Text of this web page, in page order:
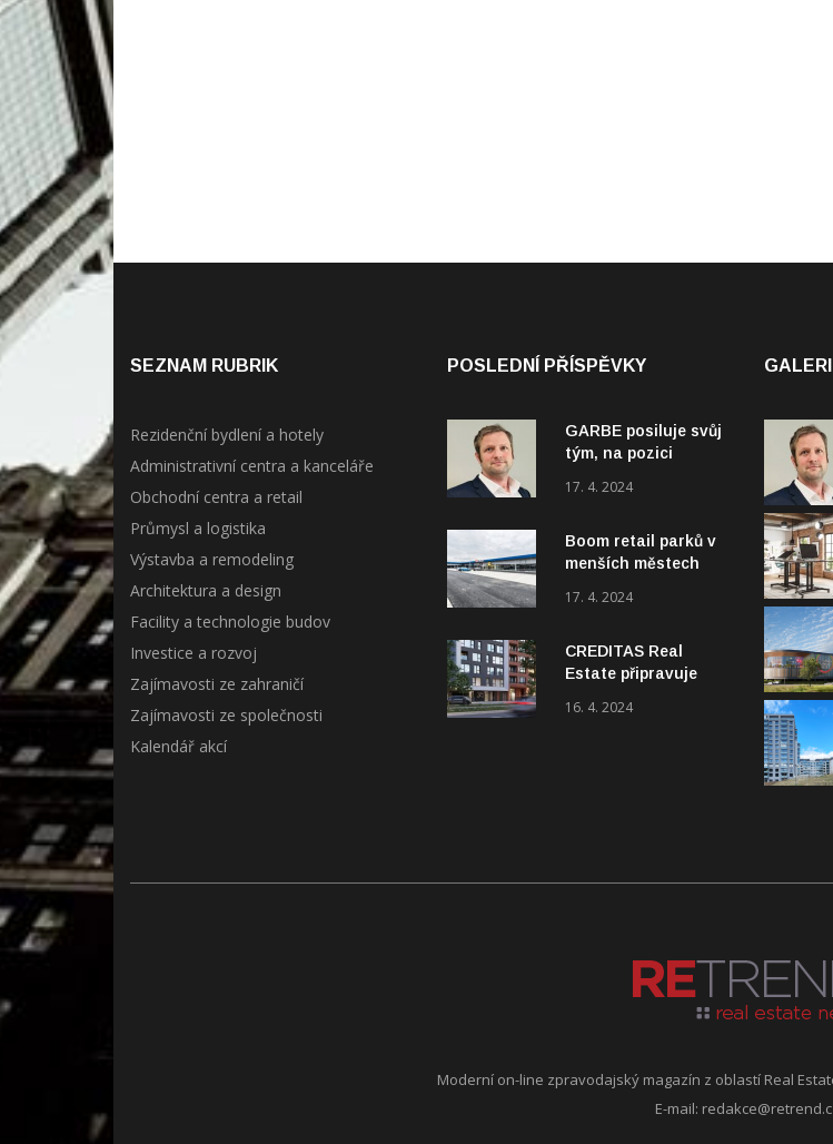
SEZNAM RUBRIK
Rezidenční bydlení a hotely
Administrativní centra a kanceláře
Obchodní centra a retail
Průmysl a logistika
Výstavba a remodeling
Architektura a design
Facility a technologie budov
Investice a rozvoj
Zajímavosti ze zahraničí
Zajímavosti ze společnosti
Kalendář akcí
POSLEDNÍ PŘÍSPĚVKY
GARBE posiluje svůj
tým, na pozici
přichází Tomáš
17. 4. 2024
Boom retail parků v
menších městech
17. 4. 2024
CREDITAS Real
Estate připravuje
16. 4. 2024
Moderní on-line zpravodajský magazín z oblastí Real
E-mail: